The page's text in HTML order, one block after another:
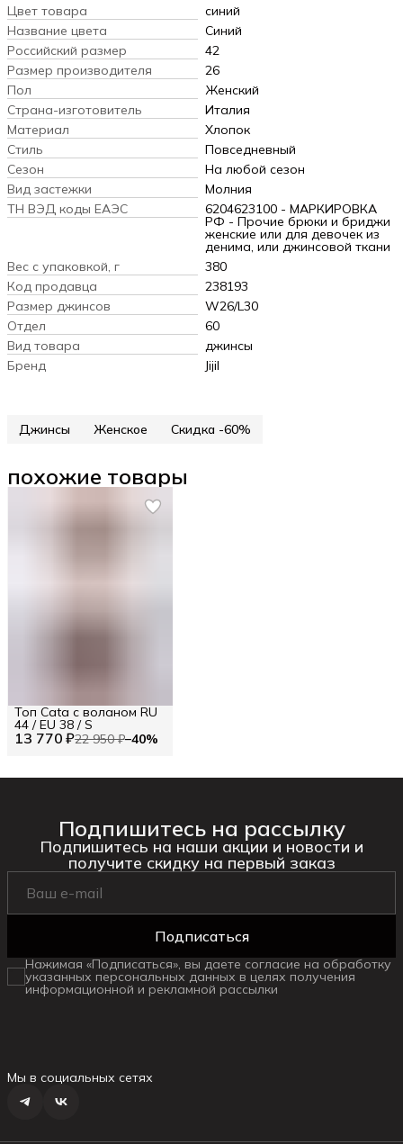
Цвет товара
синий
Название цвета
Синий
Российский размер
42
Размер производителя
26
Пол
Женский
Страна-изготовитель
Италия
Материал
Хлопок
Стиль
Повседневный
Сезон
На любой сезон
Вид застежки
Молния
ТН ВЭД коды ЕАЭС
6204623100 - МАРКИРОВКА
РФ - Прочие брюки и бриджи
женские или для девочек из
денима, или джинсовой ткани
Вес с упаковкой, г
380
Код продавца
238193
Размер джинсов
W26/L30
Отдел
60
Вид товара
джинсы
Бренд
Jijil
Джинсы Женское Скидка -60%
похожие товары
13 770 ₽22 950 ₽−40%
Топ Cata с воланом RU
44 / EU 38 / S
Подпишитесь на рассылку
Подпишитесь на наши акции и новости и
получите скидку на первый заказ
Подписаться
Нажимая «Подписаться», вы даете согласие на обработку
указанных персональных данных в целях получения
информационной и рекламной рассылки
Мы в социальных сетях